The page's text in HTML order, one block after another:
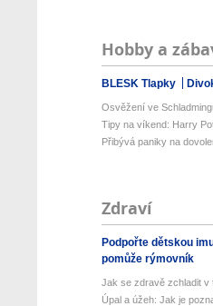
Hobby a
BLESK Tlapky
Osvěžení ve
Tipy na víkend: Harry
Přibývá paniky na
Zdraví
Podpořte dětskou
pomůže rýmovník
Jak se zdravě zchladit v
Úpal a úžeh: Jak je